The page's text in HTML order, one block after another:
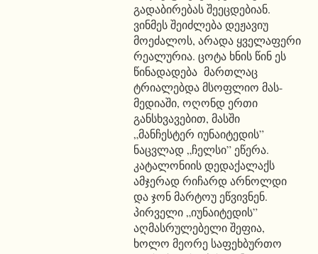
გადაბირებას შეეცდებიან.
ვინმეს შეიძლება დეჟავიუ
მოეძალოს, არადა ყველაფერი
რეალურია. ცოტა ხნის წინ ეს
წინადადება მართლაც
ტრიალებდა მსოფლიო მას-
მედიაში, ოღონდ ერთი
განსხვავებით, მასში
„მანჩესტერ იუნაიტედის”
ნაცვლად „ჩელსი” ეწერა.
კატალონიის დედაქალაქს
ამჯერად რიჩარდ არნოლდი
და ჯონ მარტოუ ეწვივნენ.
პირველი „იუნაიტედის”
აღმასრულებელი შეფია,
ხოლო მეორე საფეხბურთო